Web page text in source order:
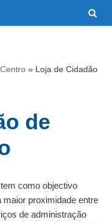
» Loja de Cidadão
de
como objectivo
proximidade entre
de administração